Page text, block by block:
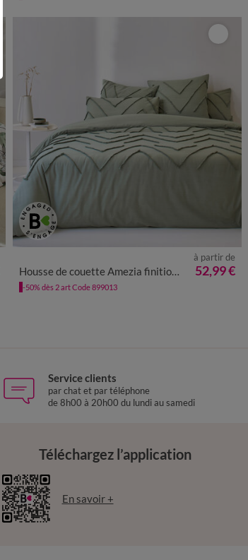
Housse de couette Amezia finition tufté en relief - coton lavé 57 fils/cm²
à partir de
52,99 €
-50% dès 2 art Code 899013
Service clients
par chat et par téléphone
de 8h00 à 20h00 du lundi au samedi
Téléchargez l’application
En savoir +